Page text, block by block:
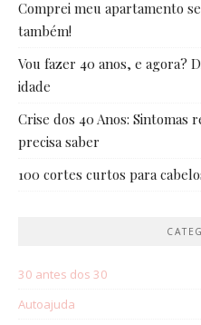
Comprei meu apartamento
também!
Vou fazer 40 anos, e agora?
idade
Crise dos 40 Anos: Sintomas
precisa saber
100 cortes curtos para
30 antes dos 30
Autoajuda